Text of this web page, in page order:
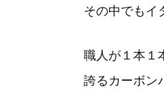
その中でもイ
職人が１本１
誇るカーボン